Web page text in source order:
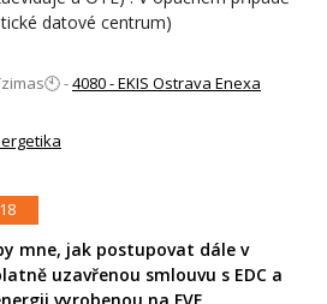
datové centrum)
-4080 - EKIS Ostrava Enexa
mne, jak postupovat dále v
uzavřenou smlouvu s EDC a